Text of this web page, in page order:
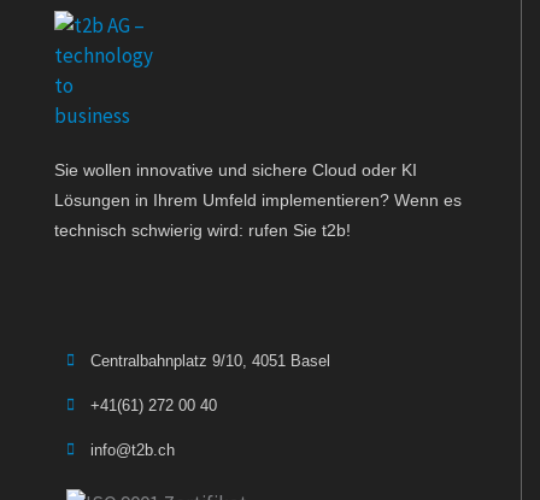
Sie wollen innovative und sichere Cloud oder KI
Lösungen in Ihrem Umfeld implementieren? Wenn es
technisch schwierig wird: rufen Sie t2b!
Centralbahnplatz 9/10, 4051 Basel
+41(61) 272 00 40
info@t2b.ch